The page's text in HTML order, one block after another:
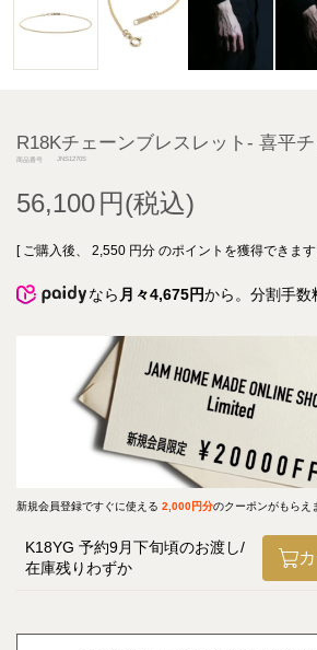
R18Kチェーンブレスレット- 喜平
商品番号 JNS1270S
56,100
[ ご購入後、 2,550 円分 のポイントを獲得できま
なら 月々4,675円から。分割手数
新規会員登録ですぐに使える 2,000円分のクーポンがもらえ
K18YG 予約9月下旬頃のお渡し
在庫残りわずか